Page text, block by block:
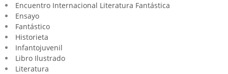
Encuentro Internacional Literatura Fantástica
Ensayo
Fantástico
Historieta
Infantojuvenil
Libro Ilustrado
Literatura